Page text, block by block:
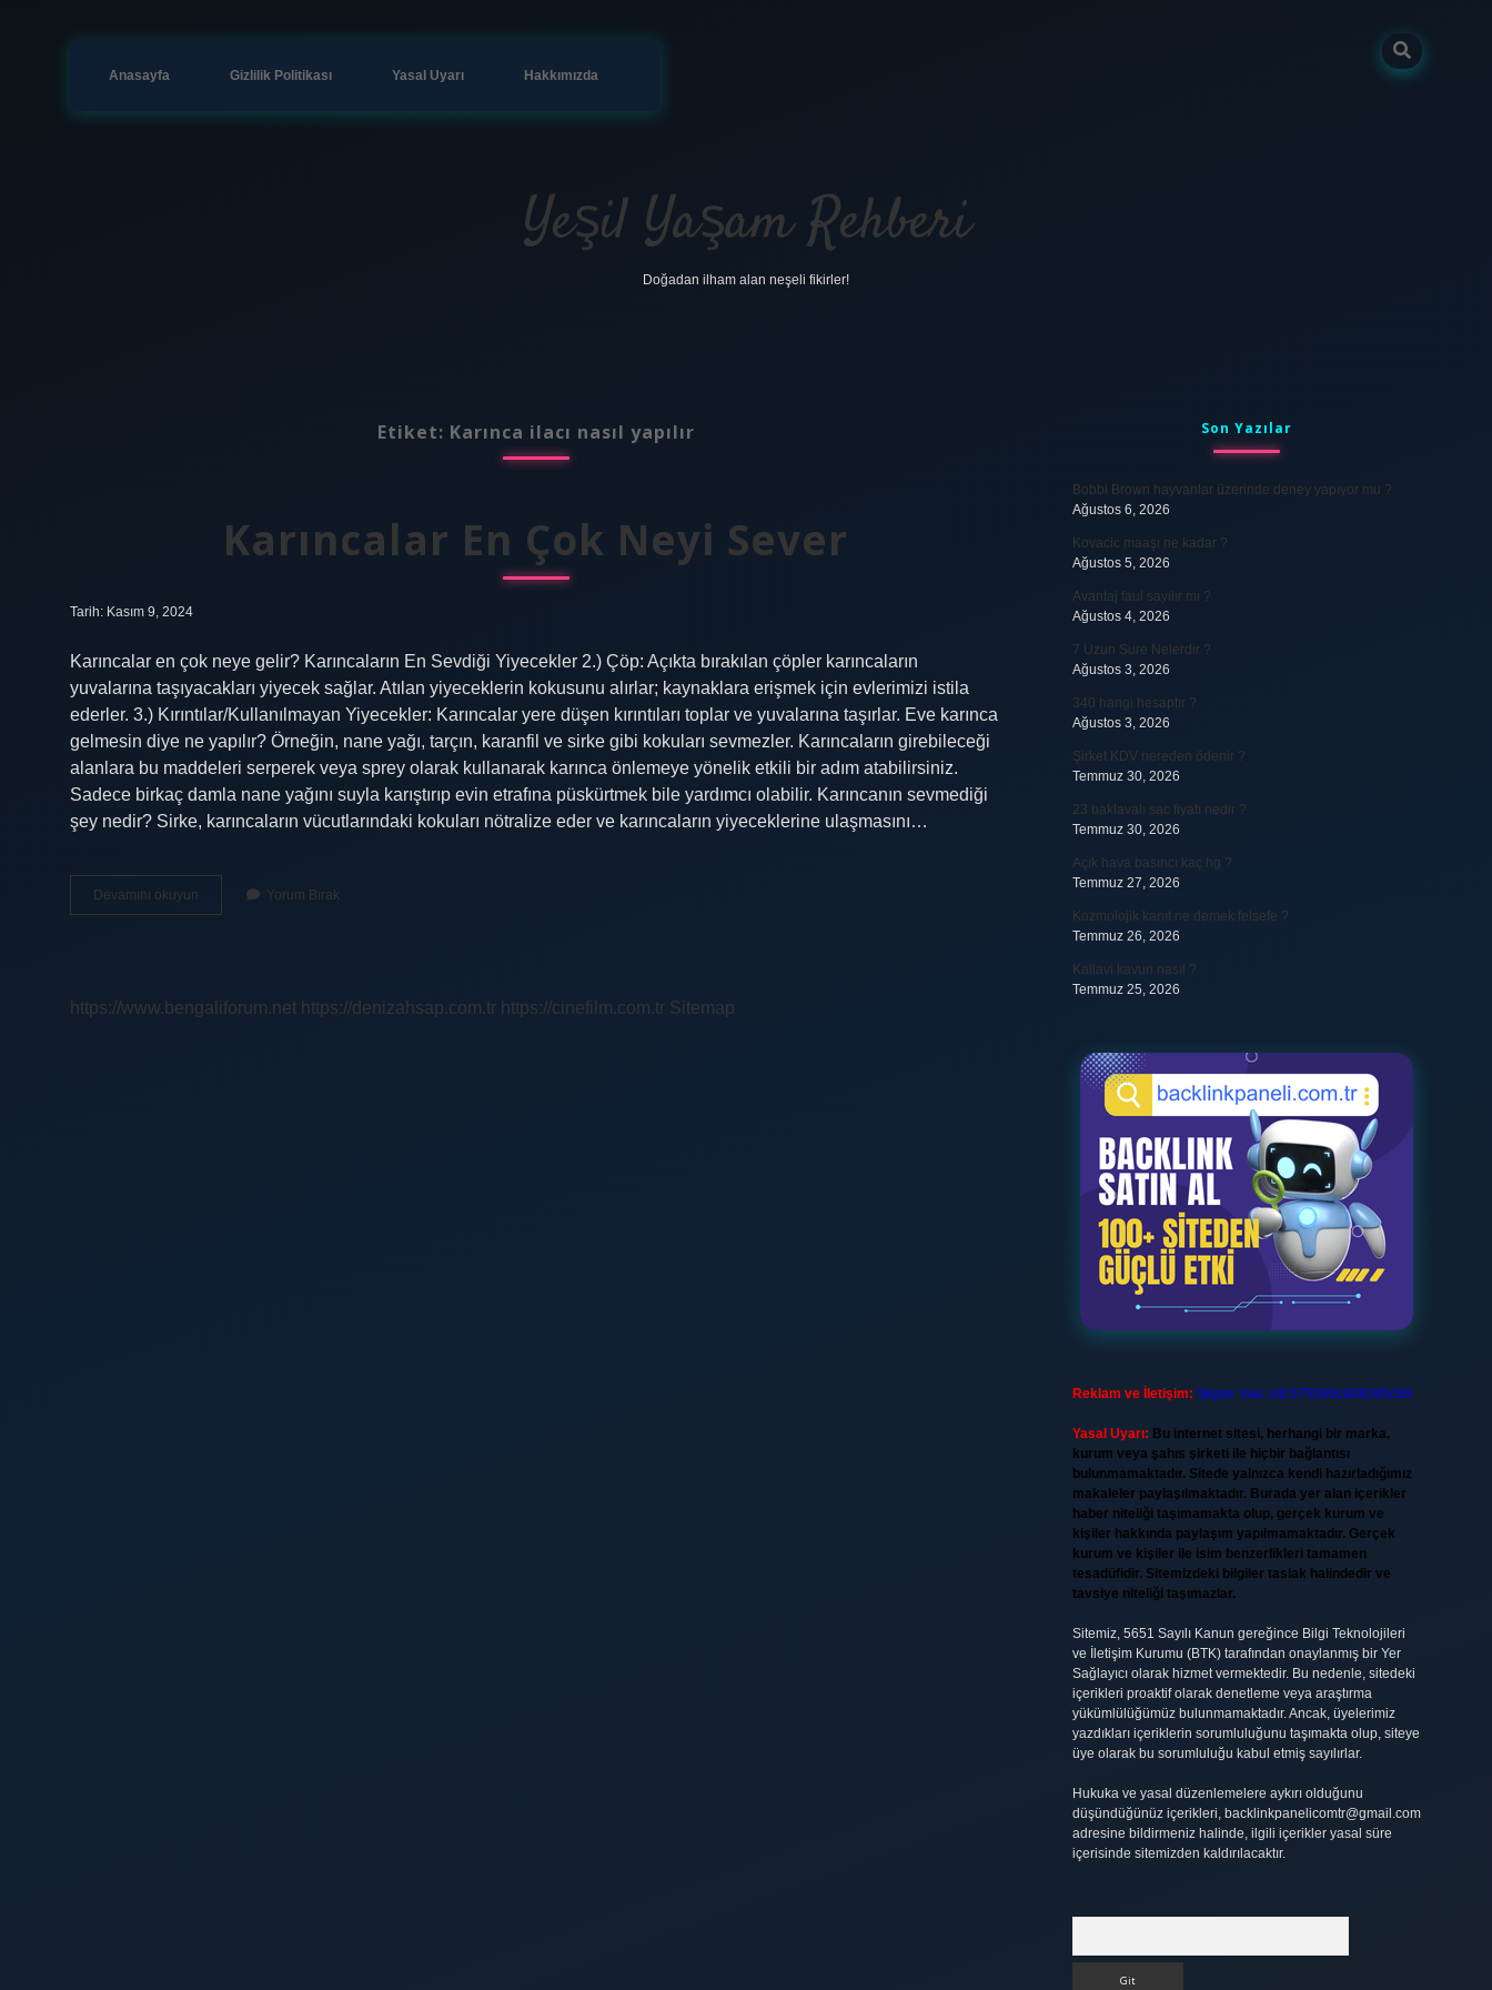
Anasayfa Gizlilik Politikası Yasal Uyarı Hakkımızda
Yeşil Yaşam Rehberi
Doğadan ilham alan neşeli fikirler!
Etiket: Karınca ilacı nasıl yapılır
Karıncalar En Çok Neyi Sever
Tarih: Kasım 9, 2024
Karıncalar en çok neye gelir? Karıncaların En Sevdiği Yiyecekler 2.) Çöp: Açıkta bırakılan çöpler karıncaların
yuvalarına taşıyacakları yiyecek sağlar. Atılan yiyeceklerin kokusunu alırlar; kaynaklara erişmek için evlerimizi istila
ederler. 3.) Kırıntılar/Kullanılmayan Yiyecekler: Karıncalar yere düşen kırıntıları toplar ve yuvalarına taşırlar. Eve karınca
gelmesin diye ne yapılır? Örneğin, nane yağı, tarçın, karanfil ve sirke gibi kokuları sevmezler. Karıncaların girebileceği
alanlara bu maddeleri serperek veya sprey olarak kullanarak karınca önlemeye yönelik etkili bir adım atabilirsiniz.
Sadece birkaç damla nane yağını suyla karıştırıp evin etrafına püskürtmek bile yardımcı olabilir. Karıncanın sevmediği
şey nedir? Sirke, karıncaların vücutlarındaki kokuları nötralize eder ve karıncaların yiyeceklerine ulaşmasını…
Devamını okuyun Karıncalar
En
Yorum Bırak
https://www.bengaliforum.net https://denizahsap.com.tr https://cinefilm.com.tr Sitemap
SidebarSon Yazılar
Bobbi Brown hayvanlar üzerinde deney yapıyor mu ?
Ağustos 6, 2026
Kovacic maaşı ne kadar ?
Ağustos 5, 2026
Avantaj faul sayılır mı ?
Ağustos 4, 2026
7 Uzun Sure Nelerdir ?
Ağustos 3, 2026
340 hangi hesaptır ?
Ağustos 3, 2026
Şirket KDV nereden ödenir ?
Temmuz 30, 2026
23 baklavalı sac fiyatı nedir ?
Temmuz 30, 2026
Açık hava basıncı kaç hg ?
Temmuz 27, 2026
Kozmolojik kanıt ne demek felsefe ?
Temmuz 26, 2026
Kallavi kavun nasıl ?
Temmuz 25, 2026
Reklam ve İletişim: Skype: live:.cid.575569c608265c69
Yasal Uyarı: Bu internet sitesi, herhangi bir marka,
kurum veya şahıs şirketi ile hiçbir bağlantısı
bulunmamaktadır. Sitede yalnızca kendi hazırladığımız
makaleler paylaşılmaktadır. Burada yer alan içerikler
haber niteliği taşımamakta olup, gerçek kurum ve
kişiler hakkında paylaşım yapılmamaktadır. Gerçek
kurum ve kişiler ile isim benzerlikleri tamamen
tesadüfidir. Sitemizdeki bilgiler taslak halindedir ve
tavsiye niteliği taşımazlar.
Sitemiz, 5651 Sayılı Kanun gereğince Bilgi Teknolojileri
ve İletişim Kurumu (BTK) tarafından onaylanmış bir Yer
Sağlayıcı olarak hizmet vermektedir. Bu nedenle, sitedeki
içerikleri proaktif olarak denetleme veya araştırma
yükümlülüğümüz bulunmamaktadır. Ancak, üyelerimiz
yazdıkları içeriklerin sorumluluğunu taşımakta olup, siteye
üye olarak bu sorumluluğu kabul etmiş sayılırlar.
Hukuka ve yasal düzenlemelere aykırı olduğunu
düşündüğünüz içerikleri, backlinkpanelicomtr@gmail.com
adresine bildirmeniz halinde, ilgili içerikler yasal süre
içerisinde sitemizden kaldırılacaktır.